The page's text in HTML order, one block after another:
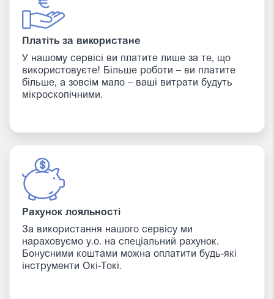
Платіть за використане
У нашому сервісі ви платите лише за те, що
використовуєте! Більше роботи – ви платите
більше, а зовсім мало – ваші витрати будуть
мікроскопічними.
Рахунок лояльності
За використання нашого сервісу ми
нараховуємо у.о. на спеціальний рахунок.
Бонусними коштами можна оплатити будь-які
інструменти Окі-Токі.